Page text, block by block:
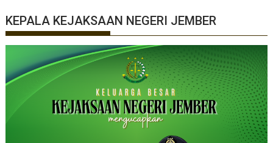
KEPALA KEJAKSAAN NEGERI JEMBER